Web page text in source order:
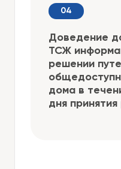
Доведение
ТСЖ
решении
дома в
дня